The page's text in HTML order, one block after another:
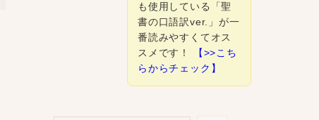
も使用している「聖
書の口語訳ver.」が一
番読みやすくてオス
スメです！
【>>こち
らからチェック】